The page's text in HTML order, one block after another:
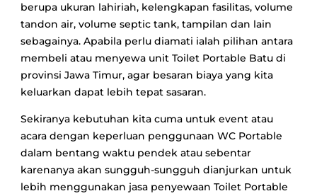
berupa ukuran lahiriah, kelengkapan fasilitas, volume
tandon air, volume septic tank, tampilan dan lain
sebagainya. Apabila perlu diamati ialah pilihan antara
membeli atau menyewa unit Toilet Portable Batu di
provinsi Jawa Timur, agar besaran biaya yang kita
keluarkan dapat lebih tepat sasaran.
Sekiranya kebutuhan kita cuma untuk event atau
acara dengan keperluan penggunaan WC Portable
dalam bentang waktu pendek atau sebentar
karenanya akan sungguh-sungguh dianjurkan untuk
lebih menggunakan jasa penyewaan Toilet Portable